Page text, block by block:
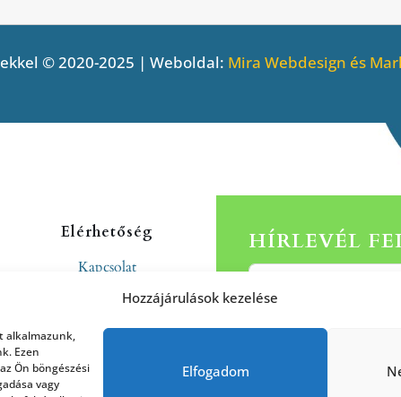
Hozzájárulások kezelése
alkalmazunk,
Ezen
Ön böngészési
vagy
Elfogadom
© 2020-2025 | Weboldal: Mira Webdesign és
Elérhetőség
Kapcsolat
Rólunk
HÍRLEVÉL